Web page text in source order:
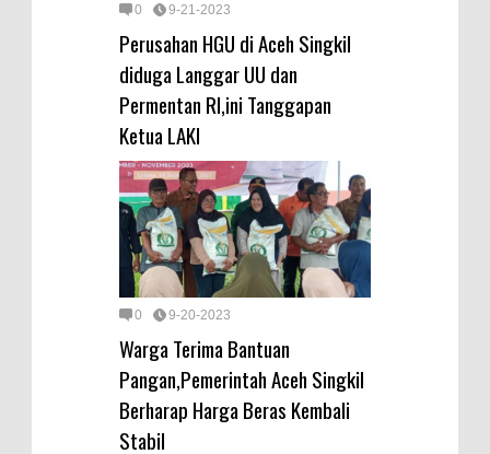
0 9-21-2023
Perusahan HGU di Aceh Singkil
diduga Langgar UU dan
Permentan RI,ini Tanggapan
Ketua LAKI
0 9-20-2023
Warga Terima Bantuan
Pangan,Pemerintah Aceh Singkil
Berharap Harga Beras Kembali
Stabil